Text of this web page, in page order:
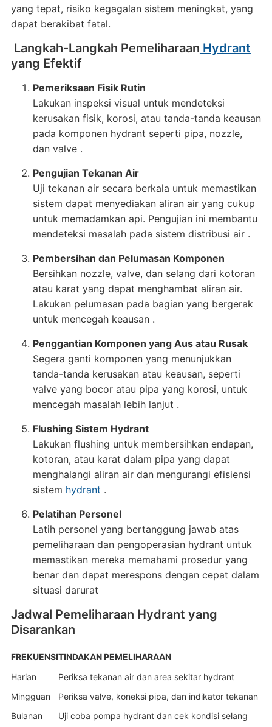
yang tepat, risiko kegagalan sistem meningkat, yang
dapat berakibat fatal.
Langkah-Langkah Pemeliharaan Hydrant
yang Efektif
Pemeriksaan Fisik Rutin
Lakukan inspeksi visual untuk mendeteksi
kerusakan fisik, korosi, atau tanda-tanda keausan
pada komponen hydrant seperti pipa, nozzle,
dan valve .
Pengujian Tekanan Air
Uji tekanan air secara berkala untuk memastikan
sistem dapat menyediakan aliran air yang cukup
untuk memadamkan api. Pengujian ini membantu
mendeteksi masalah pada sistem distribusi air .
Pembersihan dan Pelumasan Komponen
Bersihkan nozzle, valve, dan selang dari kotoran
atau karat yang dapat menghambat aliran air.
Lakukan pelumasan pada bagian yang bergerak
untuk mencegah keausan .
Penggantian Komponen yang Aus atau Rusak
Segera ganti komponen yang menunjukkan
tanda-tanda kerusakan atau keausan, seperti
valve yang bocor atau pipa yang korosi, untuk
mencegah masalah lebih lanjut .
Flushing Sistem Hydrant
Lakukan flushing untuk membersihkan endapan,
kotoran, atau karat dalam pipa yang dapat
menghalangi aliran air dan mengurangi efisiensi
sistem hydrant .
Pelatihan Personel
Latih personel yang bertanggung jawab atas
pemeliharaan dan pengoperasian hydrant untuk
memastikan mereka memahami prosedur yang
benar dan dapat merespons dengan cepat dalam
situasi darurat
Jadwal Pemeliharaan Hydrant yang
Disarankan
FREKUENSITINDAKAN PEMELIHARAAN
Harian
Periksa tekanan air dan area sekitar hydrant
Mingguan
Periksa valve, koneksi pipa, dan indikator tekanan
Bulanan
Uji coba pompa hydrant dan cek kondisi selang